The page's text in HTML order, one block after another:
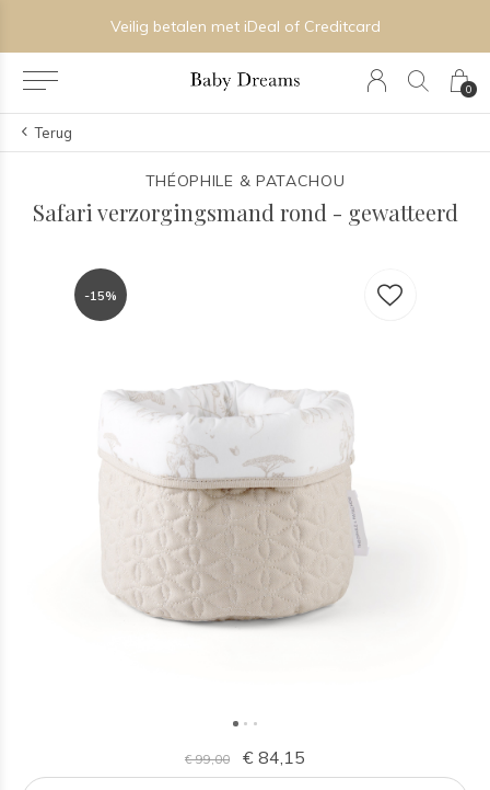
0
Veilig betalen met iDeal of Creditcard
Terug
THÉOPHILE & PATACHOU
Safari verzorgingsmand rond - gewatteerd
-15%
€ 99,00 € 84,15